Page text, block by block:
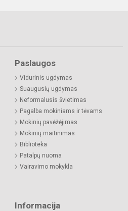
Paslaugos
Vidurinis ugdymas
Suaugusių ugdymas
Neformalusis švietimas
Pagalba mokiniams ir tėvams
Mokinių pavėžėjimas
Mokinių maitinimas
Biblioteka
Patalpų nuoma
Vairavimo mokykla
Informacija